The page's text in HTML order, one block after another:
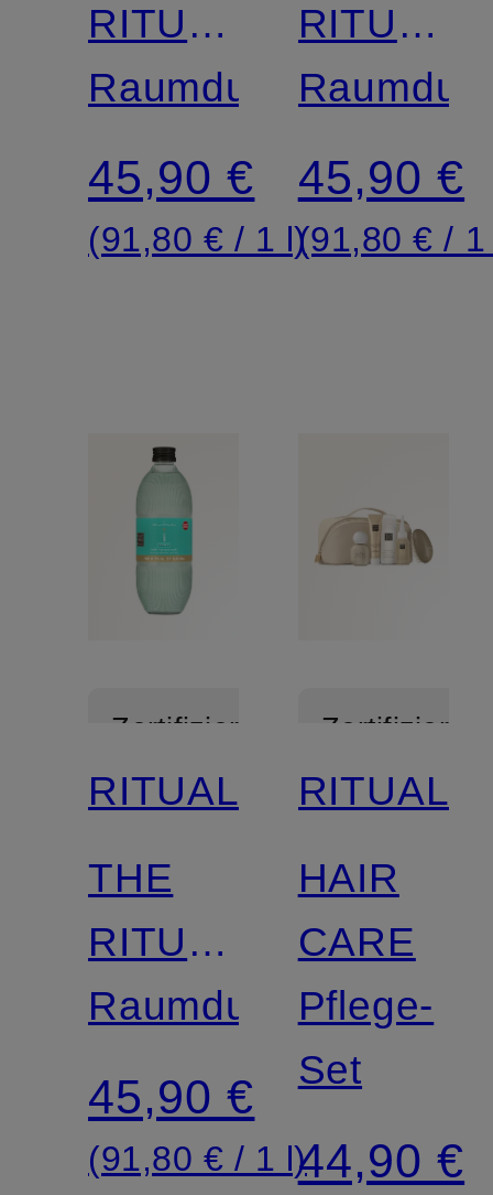
RITUAL
OF
SAKURA
REFILL
Raumduft
45,90 €
(91,80 € / 1 l)
RITUAL
OF
REFILL
Raumduft
45,90 €
(91,80 € /
Zertifiziert
RITUALS
THE
RITUAL
OF
KARMA
REFILL
Raumduft
45,90 €
(91,80 € / 1 l)
Zertifiziert
RITUALS
HAIR
CARE
Pflege-
Set
44,90 €